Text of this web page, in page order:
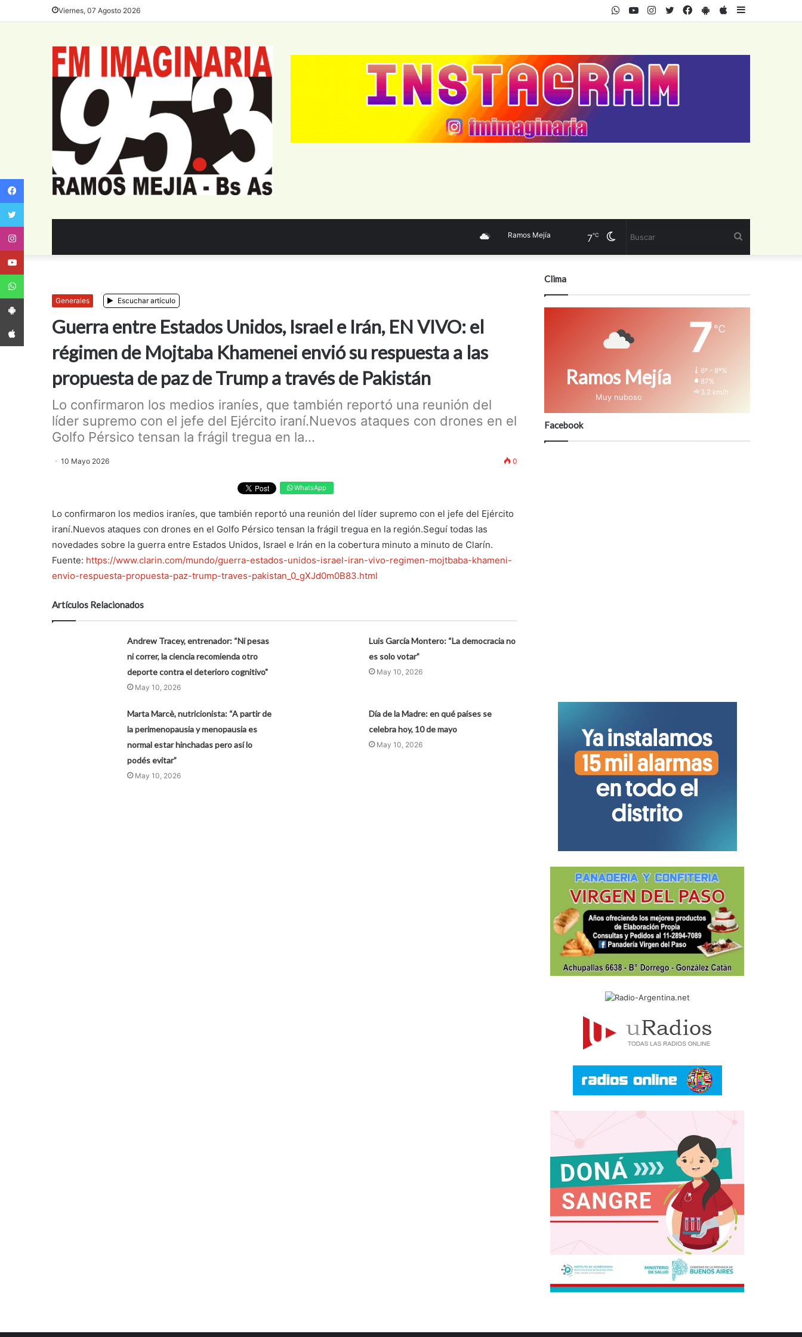
Viernes, 07 Agosto 2026 AppStore
PlayStore
Facebook
Twitter
Instagram
Youtube
WhatsApp
Cambiar
Ramos Mejía 7℃
Generales Escuchar artículo
Guerra entre Estados Unidos, Israel e Irán, EN VIVO: el
régimen de Mojtaba Khamenei envió su respuesta a las
propuesta de paz de Trump a través de Pakistán
Lo confirmaron los medios iraníes, que también reportó una reunión del
líder supremo con el jefe del Ejército iraní.Nuevos ataques con drones en el
Golfo Pérsico tensan la frágil tregua en la...
10 Mayo 2026 0
WhatsApp
Lo confirmaron los medios iraníes, que también reportó una reunión del líder supremo con el jefe del Ejército
iraní.Nuevos ataques con drones en el Golfo Pérsico tensan la frágil tregua en la región.Seguí todas las
novedades sobre la guerra entre Estados Unidos, Israel e Irán en la cobertura minuto a minuto de Clarín.
Fuente: https://www.clarin.com/mundo/guerra-estados-unidos-israel-iran-vivo-regimen-mojtbaba-khameni-
envio-respuesta-propuesta-paz-trump-traves-pakistan_0_gXJd0m0B83.html
Artículos Relacionados
Andrew Tracey, entrenador: “Ni pesas
ni correr, la ciencia recomienda otro
deporte contra el deterioro cognitivo"
May 10, 2026
Luis García Montero: “La democracia no
es solo votar”
May 10, 2026
Marta Marcè, nutricionista: “A partir de
la perimenopausia y menopausia es
normal estar hinchadas pero así lo
podés evitar”
May 10, 2026
Día de la Madre: en qué países se
celebra hoy, 10 de mayo
May 10, 2026
Clima
Ramos Mejía
Muy nuboso
7 ℃
6º - 8º%
87%
3.2 km/h
Facebook
Facebook
App Android